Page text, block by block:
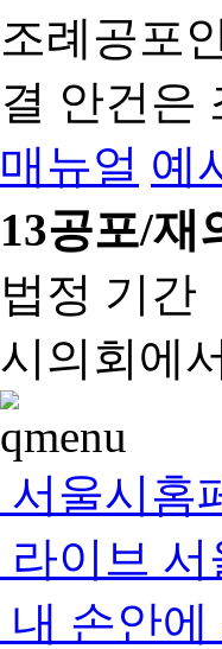
조례공포
결 안건은
매뉴얼 예
13공포/재
법정 기간
시의회에
서울시홈
라이브 서
내 손안에